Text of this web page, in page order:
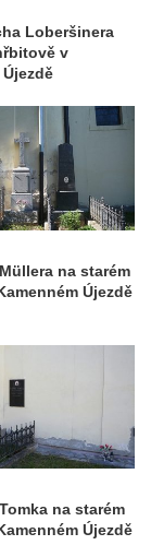
Loberšinera
v
na starém
Újezdě
na starém
Újezdě